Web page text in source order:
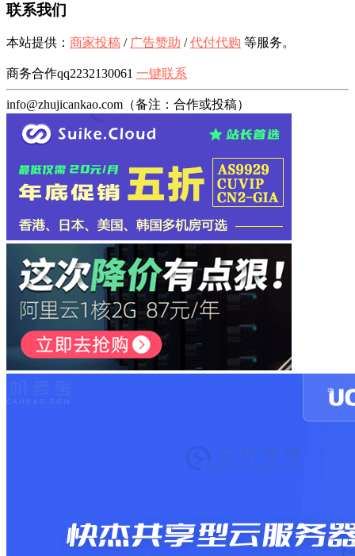
联系我们
本站提供： 商家投稿 / 广告赞助 /代付代购 等服务。
商务合作qq2232130061 一键联系
info@zhujicankao.com（备注：合作或投稿）